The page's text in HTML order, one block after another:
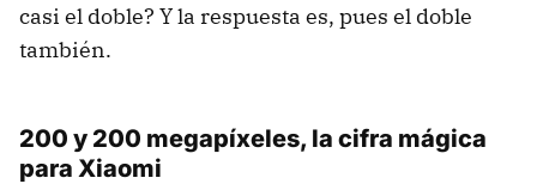
casi el doble? Y la respuesta es, pues el doble
también.
200 y 200 megapíxeles, la cifra mágica
para Xiaomi